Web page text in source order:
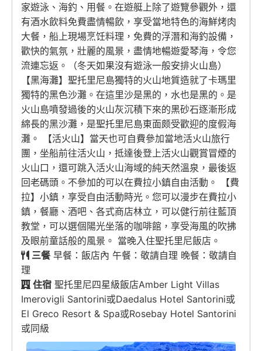
家遊泳、海釣、用餐。在遊艇上除了遊覽參觀外，還
有酒水飲料免費盡情暢飲，享受當地特色的海鮮烤肉
大餐，船上現場烹饪料理，免費的浮潛和海釣設備，
歡快的氣氛，壯麗的風景，盡情地暢遊愛琴海，令您
流連忘返。（冬天如果沒有遊泳一般安排火山島）
【黑海灘】聖托里尼島獨特的火山地質造就了卡瑪里
獨特的黑色沙灘。在這里沙是黑的，水也是黑的。是
火山島噴發過後的火山灰沉積下來的黑砂石逐漸形成
綿長的黑沙灘，是聖托里尼島東面颇受歡迎的度假海
灘。 【活火山】當天也可自費參加當地活火山旅行
團，坐船前往活火山，抵達後登上活火山觀賞冒煙的
火山口，還可跳入活火山海域的純天然溫泉，最後返
回老碼頭。不參加的可以在費拉小鎮自由活動。 【費
拉】小鎮，享受自由活動時光。您可以漫步在費拉小
鎮，餐廳、酒吧、各式商店林立，可以健行前往藍頂
教堂，可以選個陽光坐落的咖啡館，享受海風的吹拂
及眼前童話般的風景。 當晚入住聖托里尼飯店。
三餐早餐：飯店內 午餐：敬請自理 晚餐：敬請自
理
住宿 聖托里尼四星級飯店Amber Light Villas
Imerovigli Santorini或Daedalus Hotel Santorini或
El Greco Resort & Spa或Rosebay Hotel Santorini
或同級